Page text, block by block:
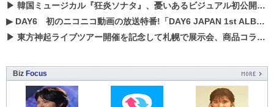
▶ 韓国ミュージカル『狂炎ソナタ』、憂いある​ビジュアル初公開!! 主役リョウク、SHIN、KENらのコメントが到着！
▶ DAY6 初のニコニコ動画の放送特番!「DAY6 JAPAN 1st ALBUM「UNLOCK」発売記念 ライブ@ニコ生」を配信決定!
▶ 東方神起ライブツアー開催を記念して札幌で展示会、商品コラボが実現！！
Biz Focus